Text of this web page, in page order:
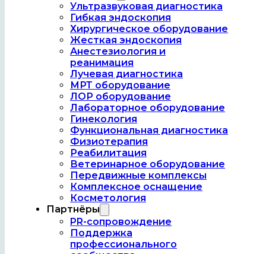
Ультразвуковая диагностика
Гибкая эндоскопия
Хирургическое оборудование
Жесткая эндоскопия
Анестезиология и
реанимация
Лучевая диагностика
МРТ оборудование
ЛОР оборудование
Лабораторное оборудование
Гинекология
Функциональная диагностика
Физиотерапия
Реабилитация
Ветеринарное оборудование
Передвижные комплексы
Комплексное оснащение
Косметология
Партнёры
PR-сопровождение
Поддержка
профессионального
Ошибка № 3 ⤵️
3. Неумение работать с пациентами и
Медицина – это не только наука, но и искусство
пациентами, создавать доверительную
это ключ к успеху.